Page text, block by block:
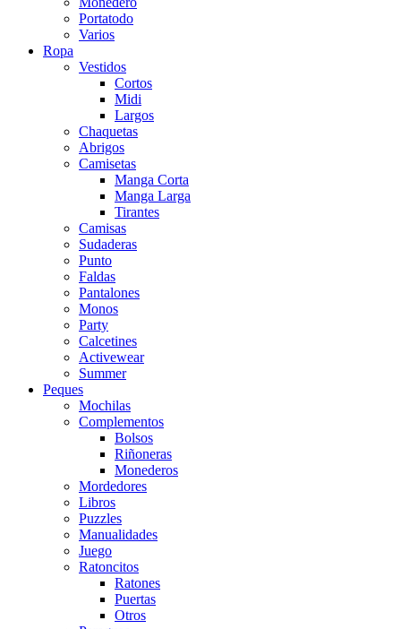
Portatodo
Varios
Ropa
Vestidos
Cortos
Midi
Largos
Chaquetas
Abrigos
Camisetas
Manga Corta
Manga Larga
Tirantes
Camisas
Sudaderas
Punto
Faldas
Pantalones
Monos
Party
Calcetines
Activewear
Summer
Peques
Mochilas
Complementos
Bolsos
Riñoneras
Monederos
Mordedores
Libros
Puzzles
Manualidades
Juego
Ratoncitos
Ratones
Puertas
Otros